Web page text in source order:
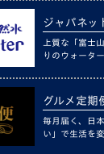
ジャパネッ
上質な「富士
りのウォータ
グルメ定期
毎月届く、日
い」で生活を